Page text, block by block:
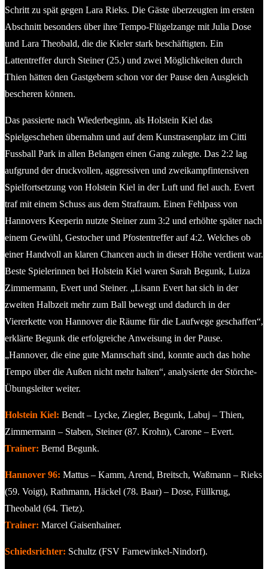
Schritt zu spät gegen Lara Rieks. Die Gäste überzeugten im ersten
Abschnitt besonders über ihre Tempo-Flügelzange mit Julia Dose
und Lara Theobald, die die Kieler stark beschäftigten. Ein
Lattentreffer durch Steiner (25.) und zwei Möglichkeiten durch
Thien hätten den Gastgebern schon vor der Pause den Ausgleich
bescheren können.
Das passierte nach Wiederbeginn, als Holstein Kiel das
Spielgeschehen übernahm und auf dem Kunstrasenplatz im Citti
Fussball Park in allen Belangen einen Gang zulegte. Das 2:2 lag
aufgrund der druckvollen, aggressiven und zweikampfintensiven
Spielfortsetzung von Holstein Kiel in der Luft und fiel auch. Evert
traf mit einem Schuss aus dem Strafraum. Einen Fehlpass von
Hannovers Keeperin nutzte Steiner zum 3:2 und erhöhte später nach
einem Gewühl, Gestocher und Pfostentreffer auf 4:2. Welches ob
einer Handvoll an klaren Chancen auch in dieser Höhe verdient war.
Beste Spielerinnen bei Holstein Kiel waren Sarah Begunk, Luiza
Zimmermann, Evert und Steiner. „Lisann Evert hat sich in der
zweiten Halbzeit mehr zum Ball bewegt und dadurch in der
Viererkette von Hannover die Räume für die Laufwege geschaffen“,
erklärte Begunk die erfolgreiche Anweisung in der Pause.
„Hannover, die eine gute Mannschaft sind, konnte auch das hohe
Tempo über die Außen nicht mehr halten“, analysierte der Störche-
Übungsleiter weiter.
Holstein Kiel: Bendt – Lycke, Ziegler, Begunk, Labuj – Thien,
Zimmermann – Staben, Steiner (87. Krohn), Carone – Evert.
Trainer: Bernd Begunk.
Hannover 96: Mattus – Kamm, Arend, Breitsch, Waßmann – Rieks
(59. Voigt), Rathmann, Häckel (78. Baar) – Dose, Füllkrug,
Theobald (64. Tietz).
Trainer: Marcel Gaisenhainer.
Schiedsrichter: Schultz (FSV Farnewinkel-Nindorf).